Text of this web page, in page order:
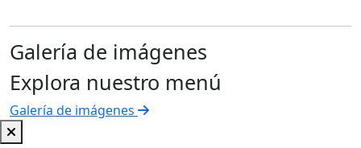
Galería de imágenes
Explora nuestro menú
Galería de imágenes